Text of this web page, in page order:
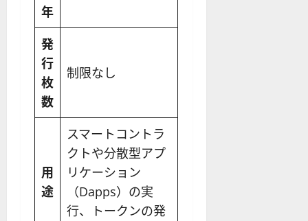
年
発
行
枚
数
制限なし
用
途
スマートコントラ
クトや分散型アプ
リケーション
（Dapps）の実
行、トークンの発